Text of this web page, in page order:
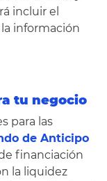
incluir el
información
tu negocio
para las
de Anticipo
financiación
la liquidez